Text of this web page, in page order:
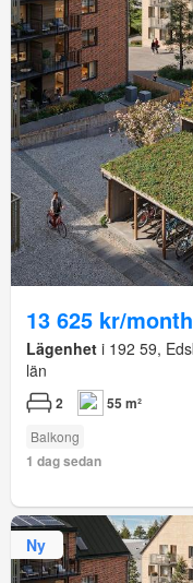
13 625 kr/month
Lägenhet i 192 59,
län
2 55 m²
Balkong
1 dag sedan
Ny